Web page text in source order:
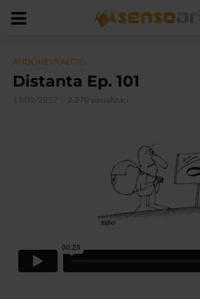
ANDONEVRALGIC
Distanta Ep. 101
13/02/2017 2.270 vizualizari